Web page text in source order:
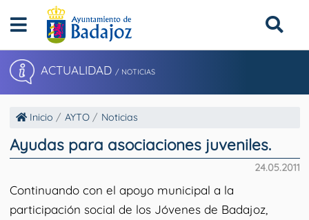
ACTUALIDAD / NOTICIAS
Inicio AYTO Noticias
Ayudas para asociaciones juveniles.
24.05.2011
Continuando con el apoyo municipal a la
participación social de los Jóvenes de Badajoz,